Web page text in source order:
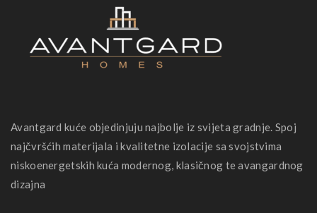
Avantgard kuće objedinjuju najbolje iz svijeta gradnje. Spoj
najčvršćih materijala i kvalitetne izolacije sa svojstvima
niskoenergetskih kuća modernog, klasičnog te avangardnog
dizajna